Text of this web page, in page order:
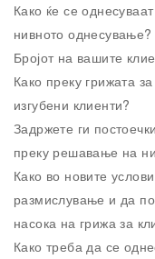
Како ќе се
нивното однесување?
Бројот на вашите
Како преку грижата
изгубени клиенти?
Задржете ги
преку решавање на
Како во новите
размислување и да
насока на грижа за
Како треба да се